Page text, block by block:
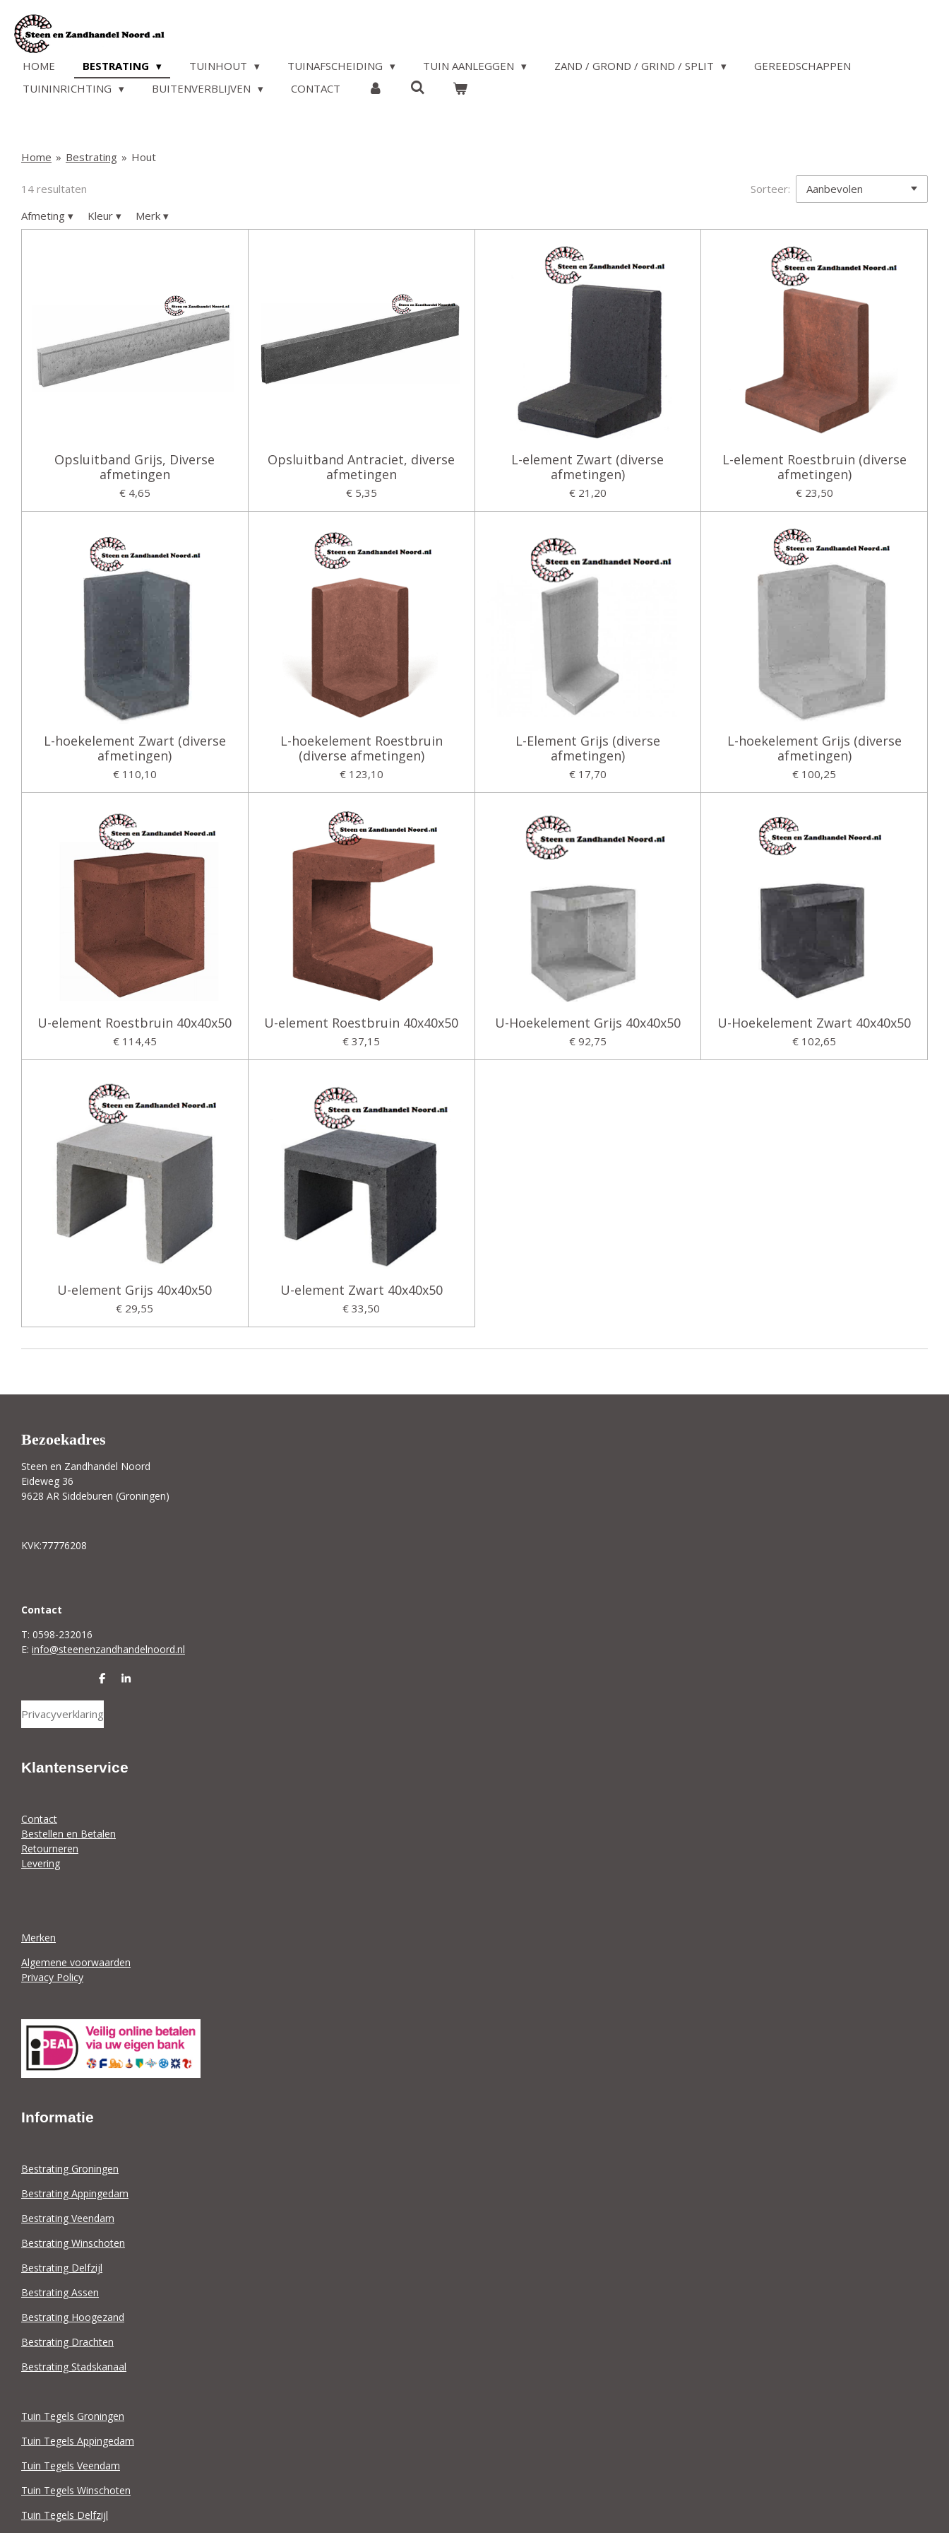
direct
naar
HOME BESTRATING TUINHOUT TUINAFSCHEIDING TUIN AANLEGGEN ZAND / GROND / GRIND / SPLIT
GEREEDSCHAPPEN
TUININRICHTING
BUITENVERBLIJVEN CONTACT
Home » Bestrating » Hout
14 resultaten
Sorteer:
Afmeting ▾ Kleur ▾ Merk ▾
Opsluitband Grijs, Diverse
afmetingen
€ 4,65
Opsluitband Antraciet, diverse
afmetingen
€ 5,35
L-element Zwart (diverse
afmetingen)
€ 21,20
L-element Roestbruin (diverse
afmetingen)
€ 23,50
L-hoekelement Zwart (diverse
afmetingen)
€ 110,10
L-hoekelement Roestbruin
(diverse afmetingen)
€ 123,10
L-Element Grijs (diverse
afmetingen)
€ 17,70
L-hoekelement Grijs (diverse
afmetingen)
€ 100,25
U-element Roestbruin 40x40x50
€ 114,45
U-element Roestbruin 40x40x50
€ 37,15
U-Hoekelement Grijs 40x40x50
€ 92,75
U-Hoekelement Zwart 40x40x50
€ 102,65
U-element Grijs 40x40x50
€ 29,55
U-element Zwart 40x40x50
€ 33,50
Bezoekadres
Steen en Zandhandel Noord
Eideweg 36
9628 AR Siddeburen (Groningen)
KVK:77776208
Contact
T: 0598-232016
E: info@steenenzandhandelnoord.nl
D
l
e
n
S
Privacyverklaring
Klantenservice
Contact
Bestellen en Betalen
Retourneren
Levering
Merken
Algemene voorwaarden
Privacy Policy
Informatie
Bestrating Groningen
Bestrating Appingedam
Bestrating Veendam
Bestrating Winschoten
Bestrating Delfzijl
Bestrating Assen
Bestrating Hoogezand
Bestrating Drachten
Bestrating Stadskanaal
Tuin Tegels Groningen
Tuin Tegels Appingedam
Tuin Tegels Veendam
Tuin Tegels Winschoten
Tuin Tegels Delfzijl